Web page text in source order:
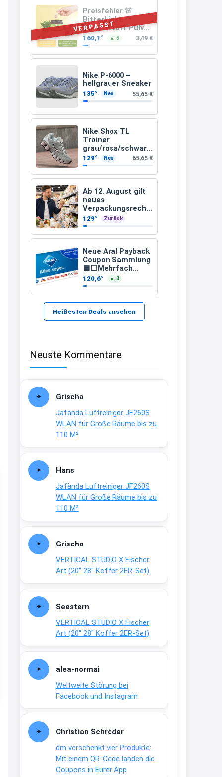
VERPASST
Preisfehler 🚨
BitterLiebe
Ballaststoff Pulver
(Mix aus
Flohsamenschalen
Inulin (Präbiotika)
Leinsamen &
160,1° ▲ 5 3,49 €
Nike P-6000 –
hellgrauer Sneaker
135° Neu 55,65 €
Nike Shox TL
Trainer
grau/rosa/schwarz
(Gr. 39, 41-44,5)
129° Neu 65,65 €
Ab 12. August gilt
neues
Verpackungsrecht:
Das ändert sich für
Euch beim Einkauf
129° Zurück
Neue Aral Payback
Coupon Sammlung
🟦⬜Mehrfach
Payback Punkte
auf Kraftstoffe
und Erdgas
120,6° ▲ 3
Heißesten Deals ansehen
Neuste Kommentare
Grischa
Jafända Luftreiniger JF260S
WLAN für Große Räume bis zu
110 M²
Hans
Jafända Luftreiniger JF260S
WLAN für Große Räume bis zu
110 M²
Grischa
VERTICAL STUDIO X Fischer
Art (20″ 28″ Koffer 2ER-Set)
Seestern
VERTICAL STUDIO X Fischer
Art (20″ 28″ Koffer 2ER-Set)
alea-normai
Weltweite Störung bei
Facebook und Instagram
Christian Schröder
dm verschenkt vier Produkte:
Mit einem QR-Code landen die
Coupons in Eurer App
müsste schon stornieren und
nochmal bestellen, da man
Rabattcodes oder auch
Geschenkgutscheine im
Warenkorb oder an der Kasse
VOR dem Kauf einlösen kann.
17:06
Och siche den Gutschein
fürmeggelebaguetts
Kerstin
Meggle bagett Gutschein code
21:37
Kerstin
Bei EDEKA
↩
29.07www.haribo.com/de-
↩
Joachim
Ab diesem Jahr gibt es keine
Fielmann-Blinkis mehr / wurde
www.fielmann-
group.com/blinkis...
13:44
dich zu sehen, alles gut?
15:01
An 01.08. / Sensodyne Rabatt 3€
/ max. 15.000www.erlebe-
↩
www.meineapotheke.de/
2:19
↩